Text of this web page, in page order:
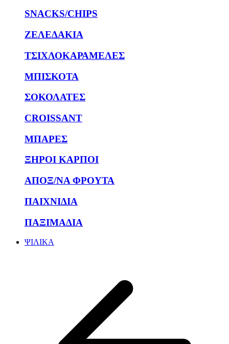
SNACKS/CHIPS
ΖΕΛΕΔΑΚΙΑ
ΤΣΙΧΛΟΚΑΡΑΜΕΛΕΣ
ΜΠΙΣΚΟΤΑ
ΣΟΚΟΛΑΤΕΣ
CROISSANT
ΜΠΑΡΕΣ
ΞΗΡΟΙ ΚΑΡΠΟΙ
ΑΠΟΞ/ΝΑ ΦΡΟΥΤΑ
ΠΑΙΧΝΙΔΙΑ
ΠΑΞΙΜΑΔΙΑ
ΨΙΛΙΚΑ